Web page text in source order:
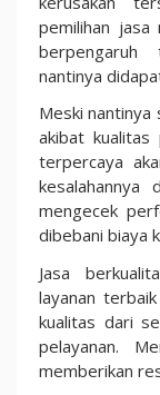
pemilihan
berpengaruh
nantinya
Meski nantinya
akibat kualitas
terpercaya
mengecek
dibebani biaya
Jasa
layanan
kualitas dari
pelayanan.
memberikan